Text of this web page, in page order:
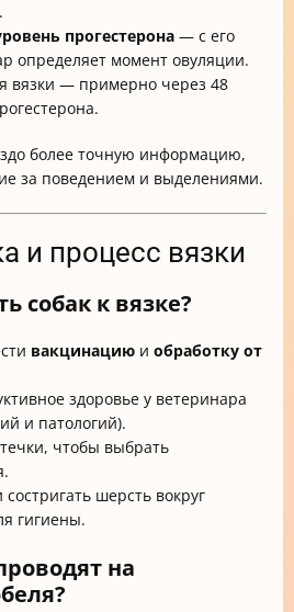
прогестерона — с его
определяет момент овуляции.
вязки — примерно через 48
более точную информацию,
за поведением и выделениями.
и процесс вязки
собак к вязке?
вакцинацию и обработку от
здоровье у ветеринара
и патологий).
чтобы выбрать
шерсть вокруг
гигиены.
на